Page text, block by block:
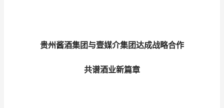
贵州酱酒集团与壹媒介集团达成战略合作
共谱酒业新篇章